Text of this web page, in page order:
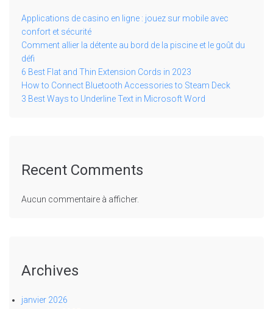
Applications de casino en ligne : jouez sur mobile avec
confort et sécurité
Comment allier la détente au bord de la piscine et le goût du
défi
6 Best Flat and Thin Extension Cords in 2023
How to Connect Bluetooth Accessories to Steam Deck
3 Best Ways to Underline Text in Microsoft Word
Recent Comments
Aucun commentaire à afficher.
Archives
janvier 2026